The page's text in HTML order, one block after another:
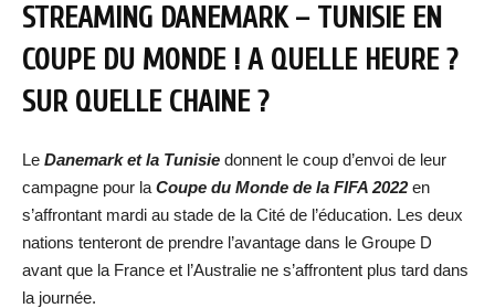
STREAMING DANEMARK – TUNISIE EN
COUPE DU MONDE ! A QUELLE HEURE ?
SUR QUELLE CHAINE ?
Le Danemark et la Tunisie donnent le coup d’envoi de leur
campagne pour la Coupe du Monde de la FIFA 2022en
s’affrontant mardi au stade de la Cité de l’éducation. Les deux
nations tenteront de prendre l’avantage dans le Groupe D
avant que la France et l’Australie ne s’affrontent plus tard dans
la journée.